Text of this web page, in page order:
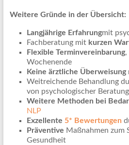
Weitere Gründe in der Übersicht:
Langjährige Erfahrungmit
Fachberatung mit kurzen
Flexible Terminvereinbarung,
Wochenende
Keine ärztliche Überweisung
Weitreichende Behandlung
von psychologischer
Weitere Methoden bei
NLP
Exzellente 5* Bewertungen
Präventive Maßnahmen zum
Gesundheit